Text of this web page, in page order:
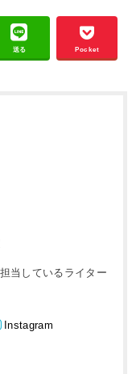
送る Pocket
当しているライター
Instagram